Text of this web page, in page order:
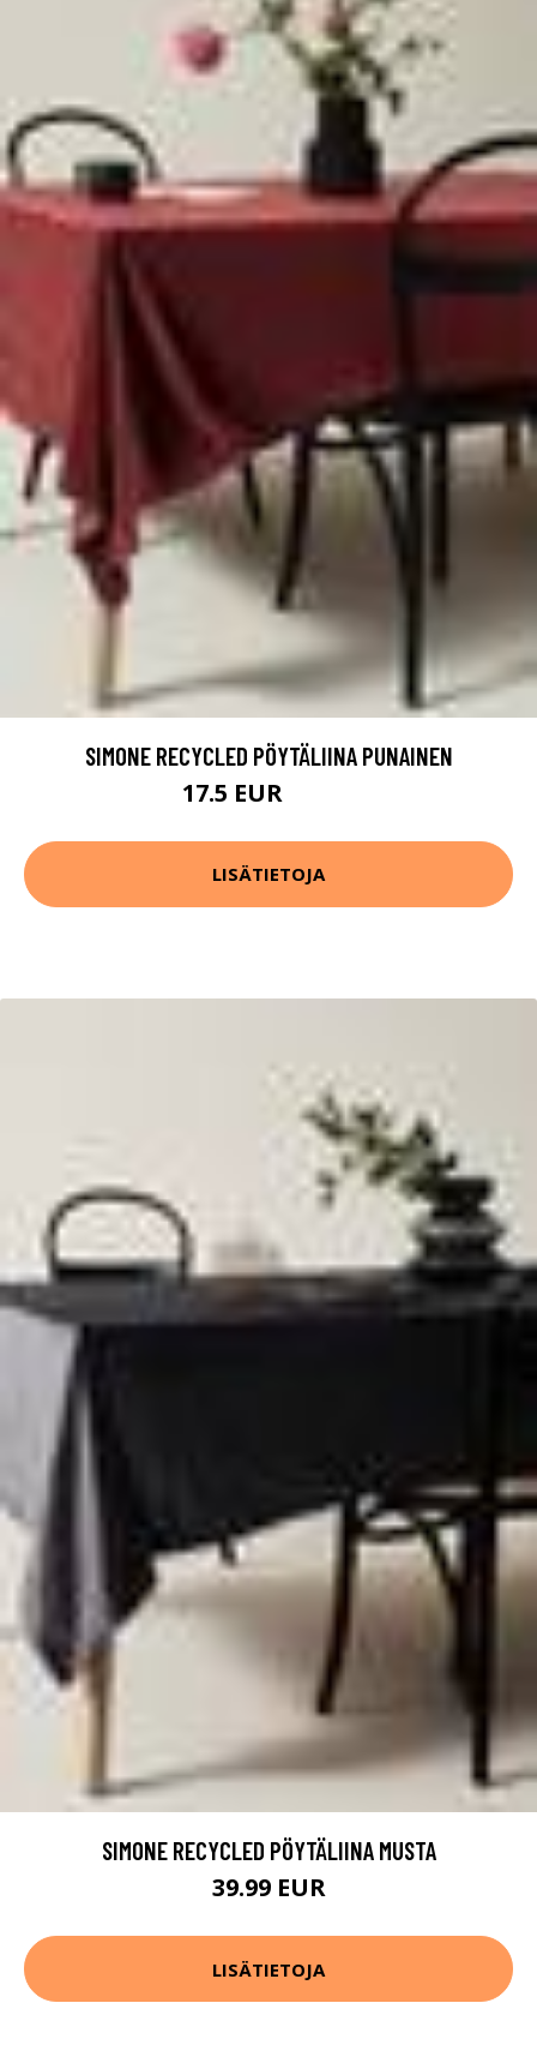
SIMONE RECYCLED PÖYTÄLIINA PUNAINEN
17.5 EUR
LISÄTIETOJA
SIMONE RECYCLED PÖYTÄLIINA MUSTA
39.99 EUR
LISÄTIETOJA